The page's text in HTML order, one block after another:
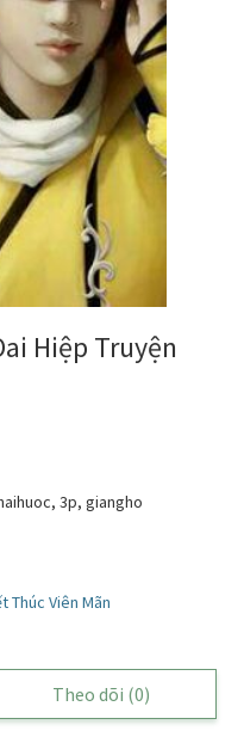
Hiệp Truyện
, 3p, giangho
Thúc Viên Mãn
Theo dõi (0)